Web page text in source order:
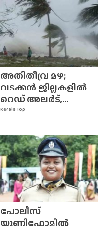
Kerala Top
അതിതീവ്ര മഴ;
വടക്കൻ ജില്ലകളിൽ
റെഡ് അലർട്,...
പോലീസ്
യൂണിഫോമിൽ